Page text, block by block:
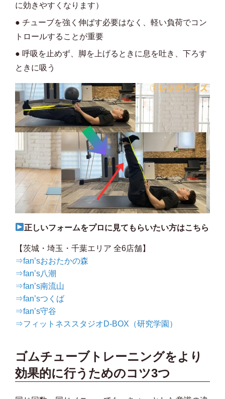
に効きやすくなります）
● チューブを強く伸ばす必要はなく、軽い負荷でコン
トロールすることが重要
● 呼吸を止めず、脚を上げるときに息を吐き、下ろす
ときに吸う
正しいフォームをプロに見てもらいたい方はこちら
【茨城・埼玉・千葉エリア 全6店舗】
⇒fan’sおおたかの森
⇒fan’s八潮
⇒fan’s南流山
⇒fan’sつくば
⇒fan’s守谷
⇒フィットネススタジオD-BOX（研究学園）
ゴムチューブトレーニングをより
効果的に行うためのコツ3つ